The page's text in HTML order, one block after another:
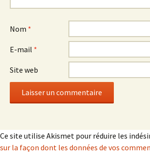
Nom *
E-mail *
Site web
Ce site utilise Akismet pour réduire les
sur la façon dont les données de vos